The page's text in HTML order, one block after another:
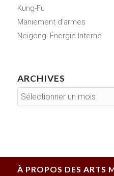
Kung-Fu
Maniement d'armes
Neigong: Énergie Interne
ARCHIVES
À PROPOS DES ARTS